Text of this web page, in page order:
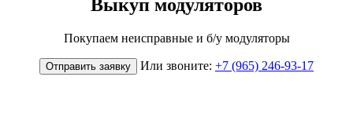
Выкуп модуляторов
Покупаем неисправные и б/у модуляторы
Отправить заявку Или звоните: +7 (965) 246-93-17